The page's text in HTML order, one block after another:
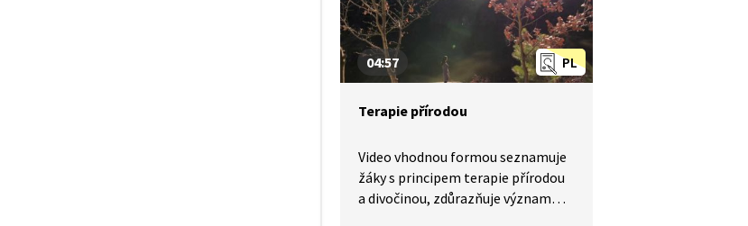
protože, jak uvidíte, i minikoník
může rozdávat velkou radost.
PL
04:57
Terapie přírodou
Video vhodnou formou seznamuje
žáky s principem terapie přírodou
a divočinou, zdůrazňuje význam